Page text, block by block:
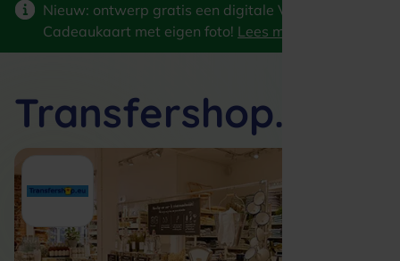
Nieuw: ontwerp gratis een digitale VVV
Cadeaukaart met eigen foto! Lees meer
Transfershop.eu